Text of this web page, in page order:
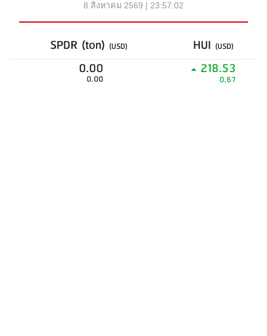
8 สิงหาคม 2569 | 23:57:02
SPDR (ton) (USD) HUI (USD)
0.00
0.00
218.53
0.67